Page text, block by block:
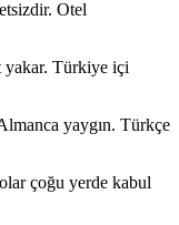
Otel
yakar. Türkiye içi
yaygın. Türkçe
çoğu yerde kabul